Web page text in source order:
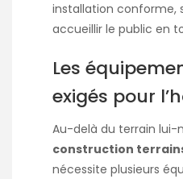
installation conforme,
accueillir le public en
Les
exigés pour
Au-delà du terrain lui-
construction
nécessite plusieurs